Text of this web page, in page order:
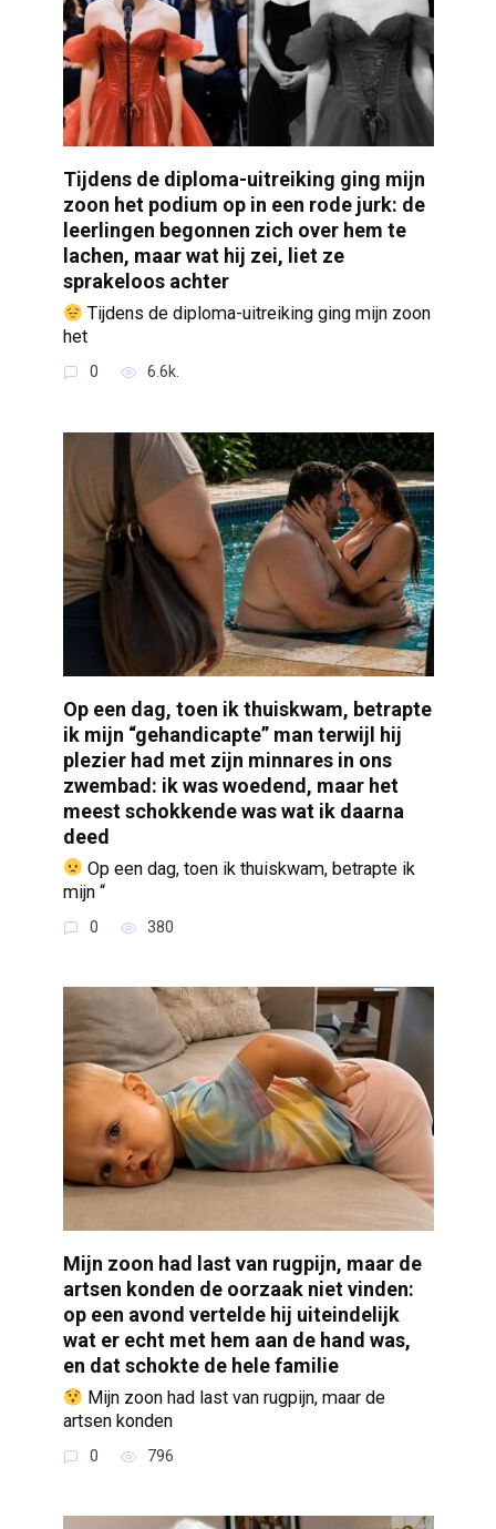
Tijdens de diploma-uitreiking ging mijn
zoon het podium op in een rode jurk: de
leerlingen begonnen zich over hem te
lachen, maar wat hij zei, liet ze
sprakeloos achter
Tijdens de diploma-uitreiking ging mijn zoon
het
0 6.6k.
Op een dag, toen ik thuiskwam, betrapte
ik mijn “gehandicapte” man terwijl hij
plezier had met zijn minnares in ons
zwembad: ik was woedend, maar het
meest schokkende was wat ik daarna
deed
Op een dag, toen ik thuiskwam, betrapte ik
mijn “
0 380
Mijn zoon had last van rugpijn, maar de
artsen konden de oorzaak niet vinden:
op een avond vertelde hij uiteindelijk
wat er echt met hem aan de hand was,
en dat schokte de hele familie
Mijn zoon had last van rugpijn, maar de
artsen konden
0 796